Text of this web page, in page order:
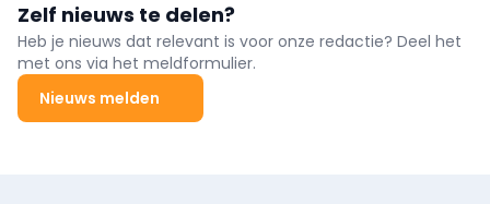
Zelf nieuws te delen?
Heb je nieuws dat relevant is voor onze redactie? Deel het
met ons via het meldformulier.
Nieuws melden